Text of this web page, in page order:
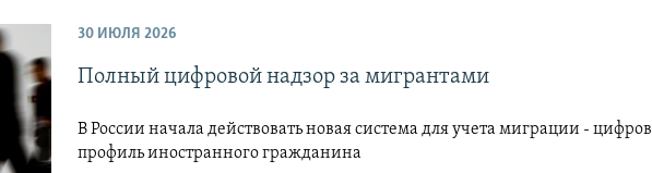
30 ИЮЛЯ 2026
Полный цифровой надзор за мигрантами
В России начала действовать новая система для учета миграции -
профиль иностранного гражданина